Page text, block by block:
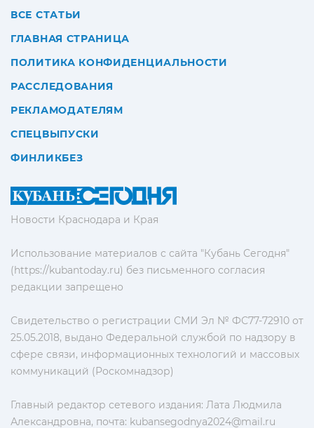
Новости Краснодара и Края
Использование материалов с сайта "Кубань Сегодня"
(https://kubantoday.ru) без письменного согласия
редакции запрещено
Свидетельство о регистрации СМИ Эл № ФС77-72910 от
25.05.2018, выдано Федеральной службой по надзору в
сфере связи, информационных технологий и массовых
коммуникаций (Роскомнадзор)
Главный редактор сетевого издания: Лата Людмила
Александровна, почта: kubansegodnya2024@mail.ru
ВСЕ СТАТЬИ
ГЛАВНАЯ СТРАНИЦА
ПОЛИТИКА КОНФИДЕНЦИАЛЬНОСТИ
РАССЛЕДОВАНИЯ
РЕКЛАМОДАТЕЛЯМ
СПЕЦВЫПУСКИ
ФИНЛИКБЕЗ